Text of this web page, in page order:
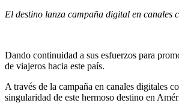
El destino lanza campaña digital en canales
Dando continuidad a sus esfuerzos para
de viajeros hacia este país.
A través de la campaña en canales digitales
singularidad de este hermoso destino en